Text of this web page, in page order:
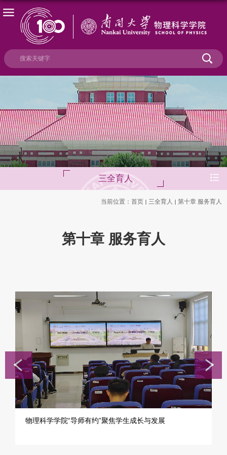
三全育人
当前位置： 首页 三全育人 第十章 服务育人
第十章 服务育人
物理科学学院“导师有约”聚焦学生成长与发展